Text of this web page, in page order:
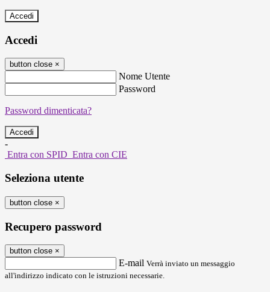
Accedi
Accedi
button close ×
Nome Utente
Password
Password dimenticata?
-
Entra con SPID Entra con CIE
Seleziona utente
button close ×
Recupero password
button close ×
E-mail Verrà inviato un messaggio
all'indirizzo indicato con le istruzioni necessarie.